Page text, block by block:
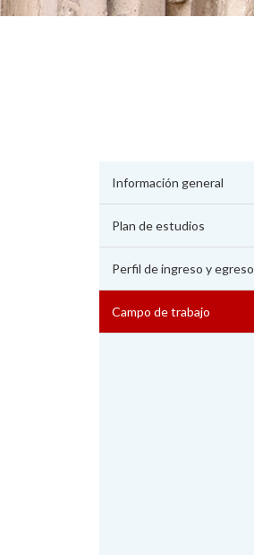
Información general
Plan de estudios
Perfil de ingreso y egreso
Campo de trabajo